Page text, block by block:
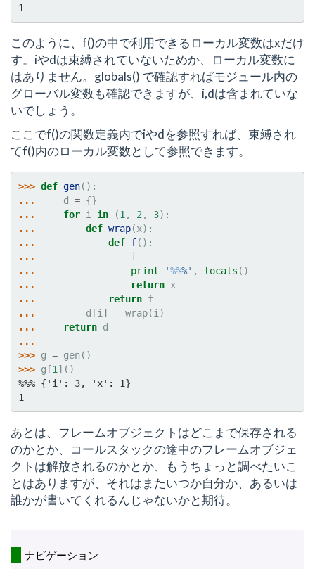
1
このように、f()の中で利用できるローカル変数はxだけ
す。iやdは束縛されていないためか、ローカル変数に
はありません。globals() で確認すればモジュール内の
グローバル変数も確認できますが、i,dは含まれていな
いでしょう。
ここでf()の関数定義内でiやdを参照すれば、束縛され
てf()内のローカル変数として参照できます。
>>> def gen():
...
d = {}
...
for i in (1 , 2 , 3):
...
def wrap(x):
...
def f():
...
i
...
print '%%%' , locals ()
...
return x
...
return f
...
d [i ] = wrap(i )
...
return d
...
>>> g = gen ()
>>> g [1 ]()
%%% {'i': 3, 'x': 1}
1
あとは、フレームオブジェクトはどこまで保存される
のかとか、コールスタックの途中のフレームオブジェ
クトは解放されるのかとか、もうちょっと調べたいこ
とはありますが、それはまたいつか自分か、あるいは
誰かが書いてくれるんじゃないかと期待。
ナビゲーション